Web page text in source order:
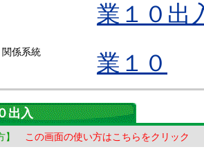
業１０
関係系統 業１０
出入
】 この画面の使い方はこちらをクリック